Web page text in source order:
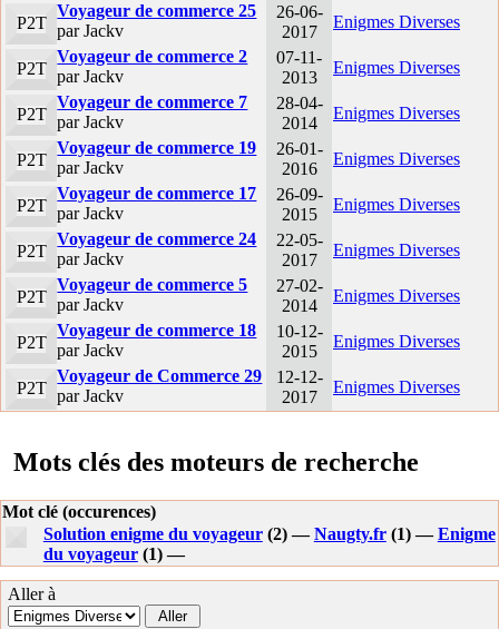
P2T
Voyageur de commerce 25
par Jackv
26-06-
2017
Enigmes Diverses
P2T
Voyageur de commerce 2
par Jackv
07-11-
2013
Enigmes Diverses
P2T
Voyageur de commerce 7
par Jackv
28-04-
2014
Enigmes Diverses
P2T
Voyageur de commerce 19
par Jackv
26-01-
2016
Enigmes Diverses
P2T
Voyageur de commerce 17
par Jackv
26-09-
2015
Enigmes Diverses
P2T
Voyageur de commerce 24
par Jackv
22-05-
2017
Enigmes Diverses
P2T
Voyageur de commerce 5
par Jackv
27-02-
2014
Enigmes Diverses
P2T
Voyageur de commerce 18
par Jackv
10-12-
2015
Enigmes Diverses
P2T
Voyageur de Commerce 29
par Jackv
12-12-
2017
Enigmes Diverses
Mots clés des moteurs de recherche
Mot clé (occurences)
Solution enigme du voyageur(2) —Naugty.fr(1) —Enigme
du voyageur(1) —
Aller à